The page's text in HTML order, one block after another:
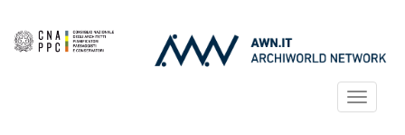
Toggle